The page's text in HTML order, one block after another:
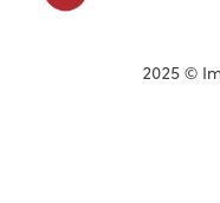
2025 ©